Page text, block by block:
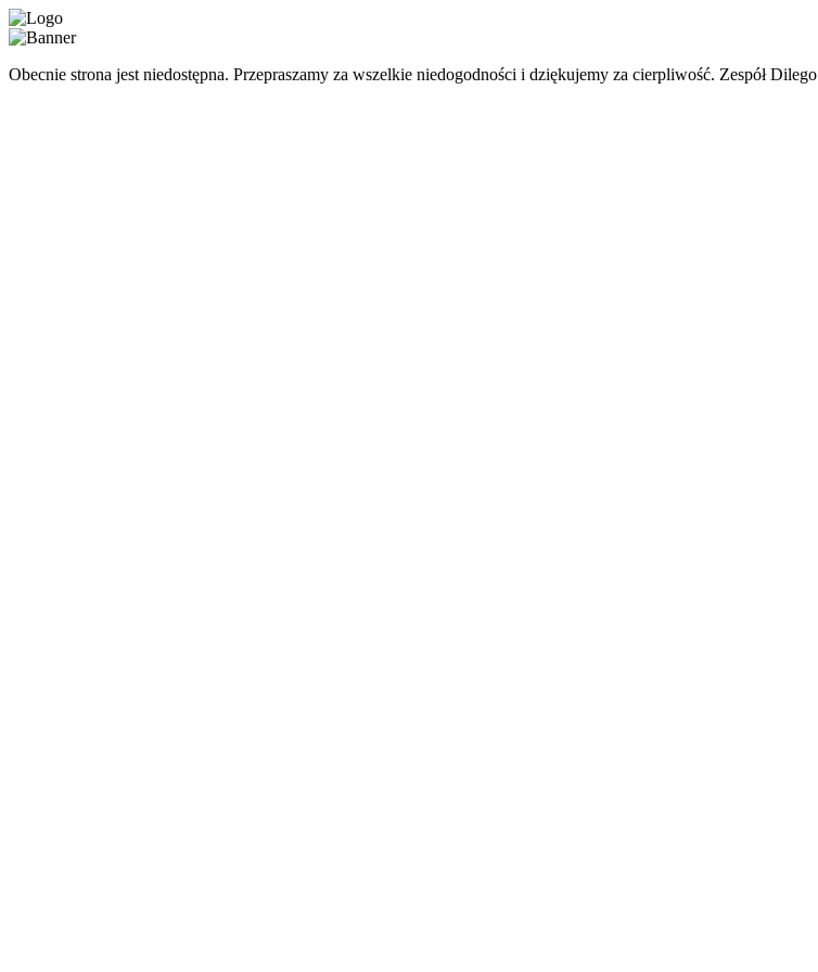
Obecnie strona jest niedostępna. Przepraszamy za wszelkie niedogodności i dziękujemy za cierpliwość. Zespół Dilego